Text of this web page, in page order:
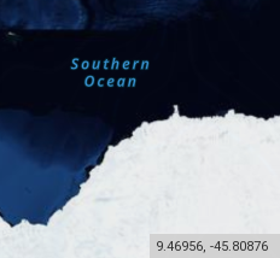
9.46956 -45.80876